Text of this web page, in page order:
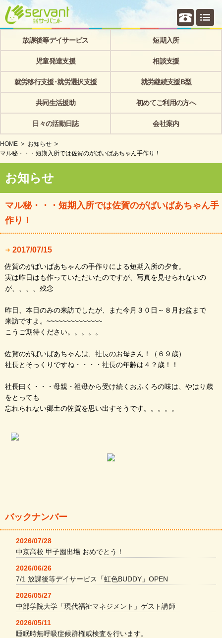
個別相
放課後等デイサービス 短期入所
児童発達支援 相談支援
就労移行支援･就労選択支援 就労継続支援B型
共同生活援助 初めてご利用の方へ
日々の活動日誌 会社案内
HOME
お知らせ
マル秘・・・短期入所では佐賀のがばいばあちゃん手作り！
お知らせ
マル秘・・・短期入所では佐賀のがばいばあちゃん手
作り！
2017/07/15
佐賀のがばいばあちゃんの手作りによる短期入所の夕食。
実は昨日はも作っていただいたのですが、写真を見せられないの
が、、、、残念
昨日、本日のみの来訪でしたが、また今月３０日～８月お盆まで
来訪ですよ。~~~~~~~~~~~~~~
こうご期待ください。。。。。
佐賀のがばいばあちゃんは、社長のお母さん！（６９歳）
社長とそっくりですね・・・・社長の年齢は４？歳！！
社長曰く・・・母親・祖母から受け続くおふくろの味は、やはり歳
をとっても
忘れられない郷土の佐賀を思い出すそうです。。。。。
バックナンバー
2026/07/28
中京高校 甲子園出場 おめでとう！
2026/06/26
7/1 放課後等デイサービス「虹色BUDDY」OPEN
2026/05/27
中部学院大学「現代福祉マネジメント」ゲスト講師
2026/05/11
睡眠時無呼吸症候群権威検査を行います。